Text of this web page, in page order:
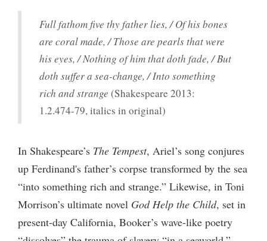
Full fathom five thy father lies, / Of his bones
are coral made, / Those are pearls that were
his eyes, / Nothing of him that doth fade, / But
doth suffer a sea-change, / Into something
rich and strange (Shakespeare 2013:
1.2.474-79, italics in original)
In Shakespeare’s The Tempest, Ariel’s song conjures
up Ferdinand's father’s corpse transformed by the sea
“into something rich and strange.” Likewise, in Toni
Morrison’s ultimate novel God Help the Child, set in
present-day California, Booker’s wave-like poetry